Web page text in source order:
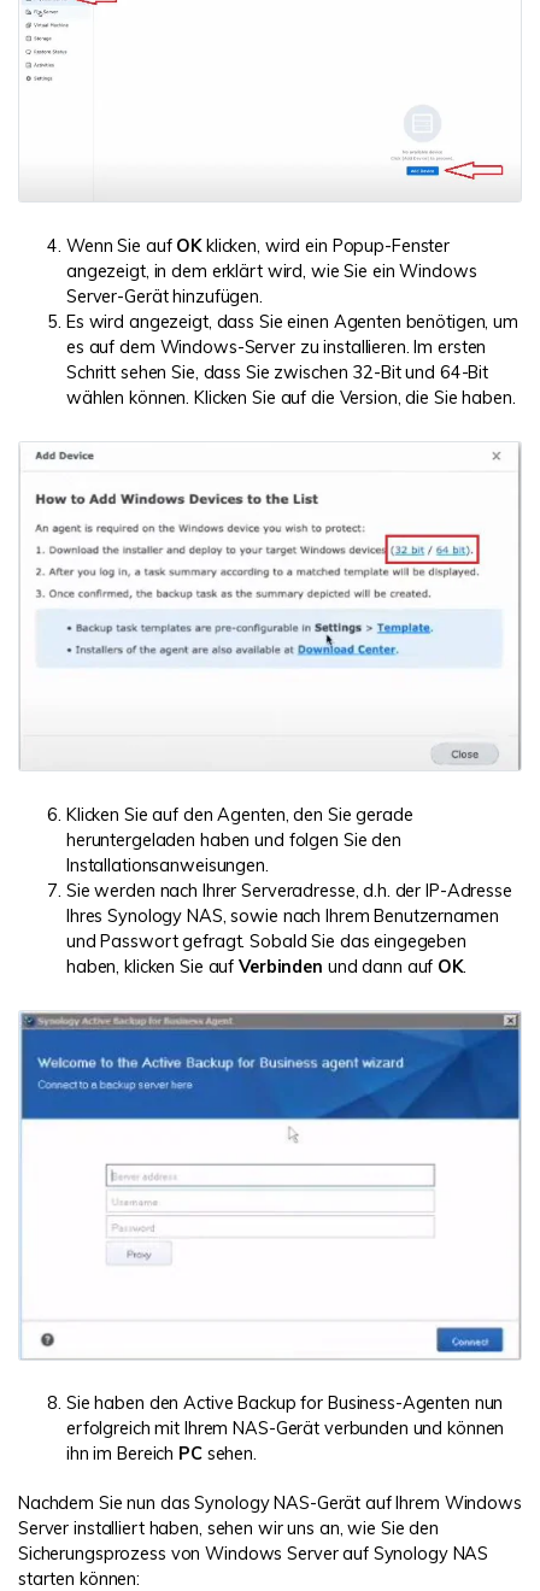
Wenn Sie auf OK klicken, wird ein Popup-Fenster
angezeigt, in dem erklärt wird, wie Sie ein Windows
Server-Gerät hinzufügen.
Es wird angezeigt, dass Sie einen Agenten benötigen, um
es auf dem Windows-Server zu installieren. Im ersten
Schritt sehen Sie, dass Sie zwischen 32-Bit und 64-Bit
wählen können. Klicken Sie auf die Version, die Sie haben.
Klicken Sie auf den Agenten, den Sie gerade
heruntergeladen haben und folgen Sie den
Installationsanweisungen.
Sie werden nach Ihrer Serveradresse, d.h. der IP-Adresse
Ihres Synology NAS, sowie nach Ihrem Benutzernamen
und Passwort gefragt. Sobald Sie das eingegeben
haben, klicken Sie auf Verbinden und dann auf OK.
Sie haben den Active Backup for Business-Agenten nun
erfolgreich mit Ihrem NAS-Gerät verbunden und können
ihn im Bereich PC sehen.
Nachdem Sie nun das Synology NAS-Gerät auf Ihrem Windows
Server installiert haben, sehen wir uns an, wie Sie den
Sicherungsprozess von Windows Server auf Synology NAS
starten können: